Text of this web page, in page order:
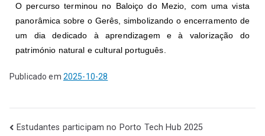
O percurso terminou no Baloiço do Mezio, com uma vista
panorâmica sobre o Gerês, simbolizando o encerramento de
um dia dedicado à aprendizagem e à valorização do
património natural e cultural português.
Publicado em 2025-10-28
Estudantes participam no Porto Tech Hub 2025